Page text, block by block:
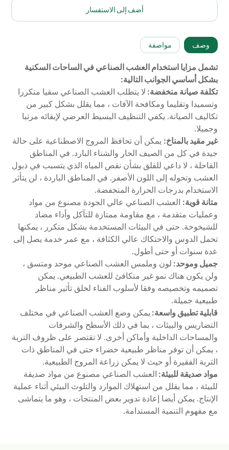
أضف إلى الاستفسار
وصف مواصفة
تشمل مزايا استخدام العشب الصناعي في الساحات السكنية
بشكل أساسي الجوانب التالية:
تكلفة صيانة منخفضة: لا يتطلب العشب الصناعي سقيا متكررا
وتسميدا وتقليما ومكافحة الآفات ، مما يقلل بشكل كبير من
تكاليف الصيانة. يكفي التنظيف البسيط العرضي لإبقائه مرتبا
وجميلا.
غير مقيد بالمناخ: يمكن أن تحافظ المروج الاصطناعية على حالة
جيدة في كل من الصيف الحار والشتاء البارد. في المناطق
القاحلة ، لا داعي للقلق بشأن نقص المياه الذي يتسبب في ذبول
العشب وتحوله إلى اللون الأصفر. في المناطق الباردة ، لن يتأثر
الاستخدام بدرجات الحرارة المنخفضة.
متانة قوية: العشب الصناعي عالي الجودة مصنوع من مواد
وعمليات متقدمة ، مع مقاومة ممتازة للتآكل وأداء مضاد
للشيخوخة. حتى في البيئات المستخدمة بشكل متكرر ، يمكنها
تحمل الدوس والاحتكاك عالي الكثافة ، مع عمر خدمة يصل إلى
عدة سنوات أو حتى أطول.
جميل وموحد: لون وملمس العشب الصناعي موحد ومتسق ،
ولن يكون هناك نمو غير متكافئ للعشب الطبيعي. يمكن
تصميمه وتخصيصه وفقا لأسلوب الفناء لخلق تأثير مناظر
طبيعية جميلة.
قابلية تطبيق واسعة: يمكن وضع العشب الصناعي في مختلف
التضاريس والبيئات ، بما في ذلك الأسطح والشرفات
والمساحات الداخلية وأماكن أخرى. لا تقتصر على ظروف التربة
، يمكن أن توفر مناظر طبيعية خضراء حتى في المناطق ذات
التربة الفقيرة أو حيث لا يمكن زراعة المروج الطبيعية.
مواد صديقة للبيئة: العشب الصناعي مصنوع من مواد صديقة
للبيئة ، مما يقلل من استهلاك الموارد والتلوث البيئي أثناء عملية
الإنتاج. يمكن أيضا إعادة تدوير بعض المنتجات ، وهو ما يتماشى
مع مفهوم التنمية المستدامة.